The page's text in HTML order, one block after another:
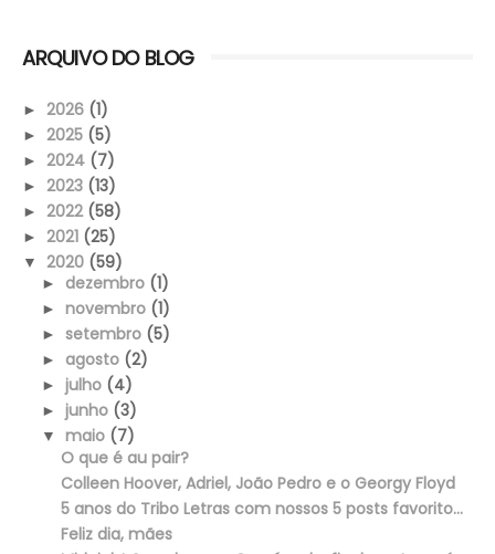
ARQUIVO DO BLOG
► 2026 (1)
► 2025 (5)
► 2024 (7)
► 2023 (13)
► 2022 (58)
► 2021 (25)
▼ 2020 (59)
► dezembro (1)
► novembro (1)
► setembro (5)
► agosto (2)
► julho (4)
► junho (3)
▼ maio (7)
O que é au pair?
Colleen Hoover, Adriel, João Pedro e o Georgy Floyd
5 anos do Tribo Letras com nossos 5 posts favorito...
Feliz dia, mães